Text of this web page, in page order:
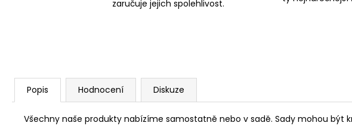
zaručuje jejich spolehlivost.
Popis Hodnocení Diskuze
Všechny naše produkty nabízíme samostatně nebo v sadě. Sady mohou být